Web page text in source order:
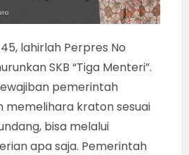
45, lahirlah Perpres No
SKB “Tiga Menteri”.
pemerintah
memelihara kraton sesuai
bisa melalui
apa saja. Pemerintah